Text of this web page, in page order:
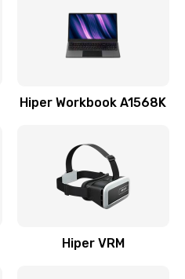
Hiper Workbook A1568K
Hiper VRM